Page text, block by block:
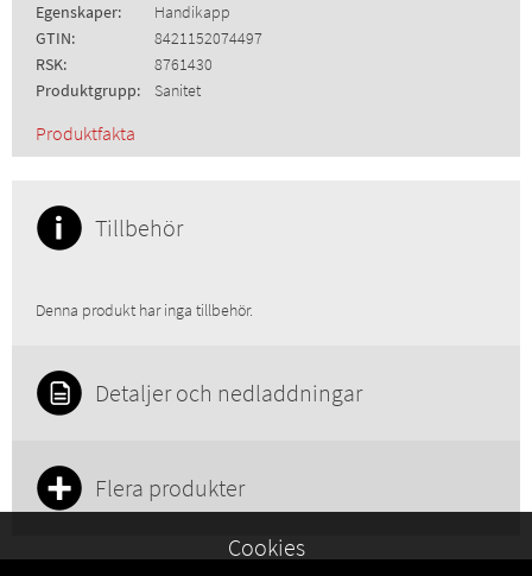
Egenskaper:
Handikapp
GTIN:
8421152074497
RSK:
8761430
Produktgrupp:
Sanitet
Produktfakta
Tillbehör
Denna produkt har inga tillbehör.
Detaljer och nedladdningar
Flera produkter
Cookies